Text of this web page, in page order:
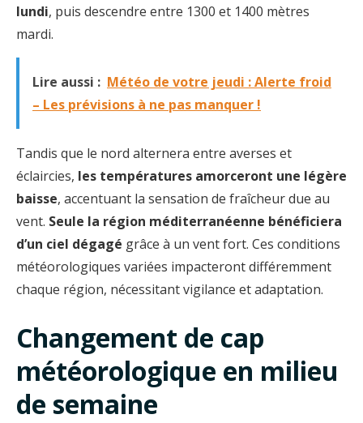
lundi, puis descendre entre 1300 et 1400 mètres
mardi.
Lire aussi : Météo de votre jeudi : Alerte froid
– Les prévisions à ne pas manquer !
Tandis que le nord alternera entre averses et
éclaircies, les températures amorceront une légère
baisse, accentuant la sensation de fraîcheur due au
vent. Seule la région méditerranéenne bénéficiera
d’un ciel dégagé grâce à un vent fort. Ces conditions
météorologiques variées impacteront différemment
chaque région, nécessitant vigilance et adaptation.
Changement de cap
météorologique en milieu
de semaine